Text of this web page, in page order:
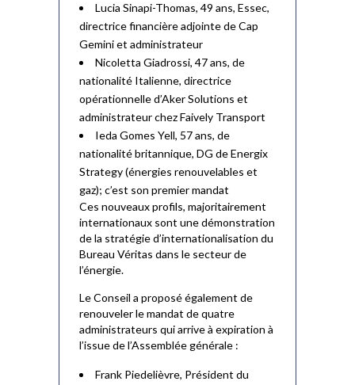
Lucia Sinapi-Thomas, 49 ans, Essec,
directrice financière adjointe de Cap
Gemini et administrateur
Nicoletta Giadrossi, 47 ans, de
nationalité Italienne, directrice
opérationnelle d’Aker Solutions et
administrateur chez Faively Transport
Ieda Gomes Yell, 57 ans, de
nationalité britannique, DG de Energix
Strategy (énergies renouvelables et
gaz); c’est son premier mandat
Ces nouveaux profils, majoritairement
internationaux sont une démonstration
de la stratégie d’internationalisation du
Bureau Véritas dans le secteur de
l’énergie.
Le Conseil a proposé également de
renouveler le mandat de quatre
administrateurs qui arrive à expiration à
l’issue de l’Assemblée générale :
Frank Piedelièvre, Président du